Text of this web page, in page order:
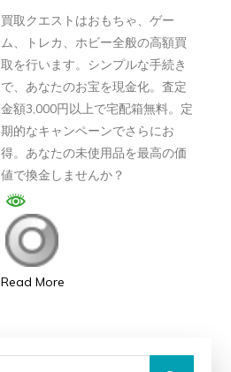
エ
ト
の
評
判、
良
口
買取クエストはおもちゃ、ゲー
ム、トレカ、ホビー全般の高額買
取を行います。シンプルな手続き
で、あなたのお宝を現金化。査定
金額3,000円以上で宅配箱無料。定
期的なキャンペーンでさらにお
得。あなたの未使用品を最高の価
値で換金しませんか？
Read More